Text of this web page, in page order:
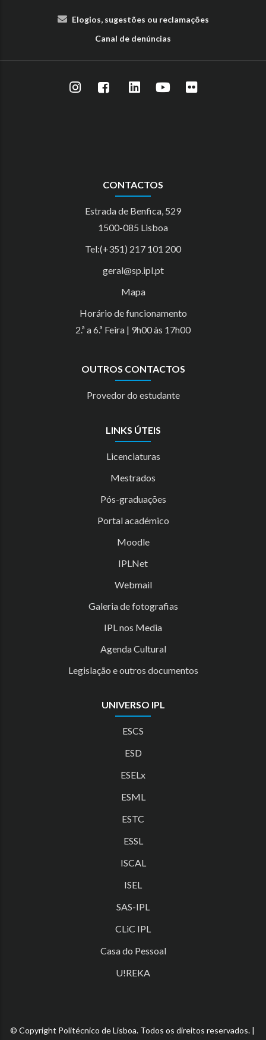
Elogios, sugestões ou reclamações
Canal de denúncias
CONTACTOS
Estrada de Benfica, 529
1500-085 Lisboa
Tel:(+351) 217 101 200
geral@sp.ipl.pt
Mapa
Horário de funcionamento
2.ª a 6.ª Feira | 9h00 às 17h00
OUTROS CONTACTOS
Provedor do estudante
LINKS ÚTEIS
Licenciaturas
Mestrados
Pós-graduações
Portal académico
Moodle
IPLNet
Webmail
Galeria de fotografias
IPL nos Media
Agenda Cultural
Legislação e outros documentos
UNIVERSO IPL
ESCS
ESD
ESELx
ESML
ESTC
ESSL
ISCAL
ISEL
SAS-IPL
CLiC IPL
Casa do Pessoal
U!REKA
© Copyright Politécnico de Lisboa. Todos os direitos reservados. |